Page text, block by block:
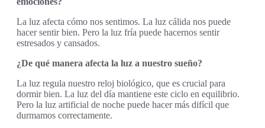
La luz afecta cómo nos sentimos. La luz cálida nos puede
hacer sentir bien. Pero la luz fría puede hacernos sentir
estresados y cansados.
¿De qué manera afecta la luz a nuestro sueño?
La luz regula nuestro reloj biológico, que es crucial para
dormir bien. La luz del día mantiene este ciclo en equilibrio.
Pero la luz artificial de noche puede hacer más difícil que
durmamos correctamente.